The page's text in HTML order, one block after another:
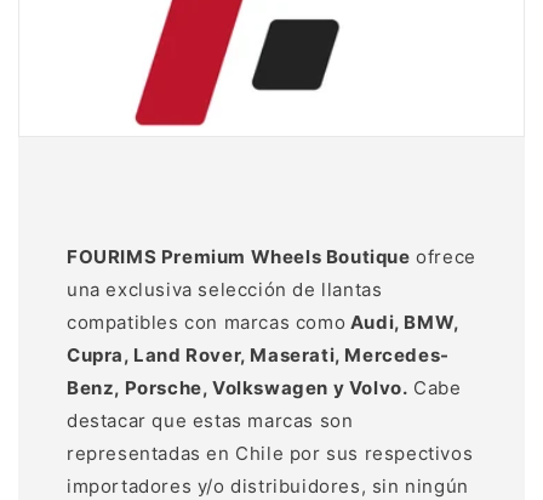
FOURIMS Premium Wheels Boutique ofrece
una exclusiva selección de llantas
compatibles con marcas como Audi, BMW,
Cupra, Land Rover, Maserati, Mercedes-
Benz, Porsche, Volkswagen y Volvo. Cabe
destacar que estas marcas son
representadas en Chile por sus respectivos
importadores y/o distribuidores, sin ningún